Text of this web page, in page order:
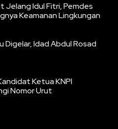
Jelang Idul Fitri, Pemdes
Keamanan Lingkungan
Digelar, Idad Abdul Rosad
Ketua KNPI
Nomor Urut